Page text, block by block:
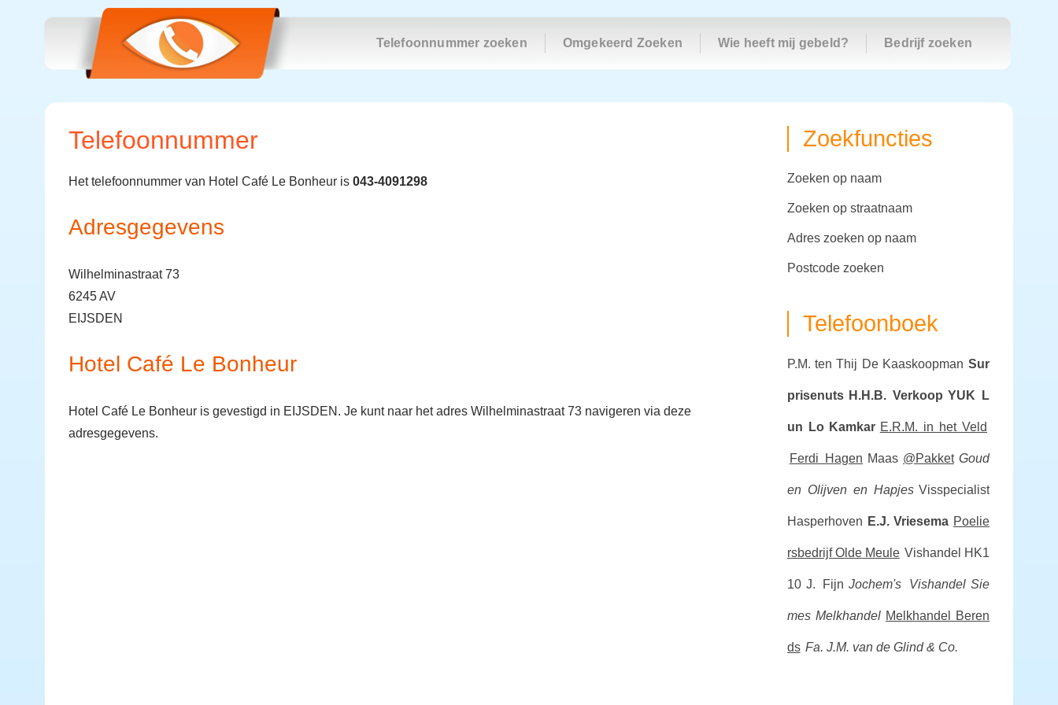
Telefoonnummer zoeken Omgekeerd Zoeken Wie heeft mij gebeld? Bedrijf zoeken
Telefoonnummer
Het telefoonnummer van Hotel Café Le Bonheur is 043-4091298
Adresgegevens
Wilhelminastraat 73
6245 AV
EIJSDEN
Hotel Café Le Bonheur
Hotel Café Le Bonheur is gevestigd in EIJSDEN. Je kunt naar het adres Wilhelminastraat 73 navigeren via deze
adresgegevens.
Zoekfuncties
zoeken op naam
zoeken op straatnaam
adres zoeken op naam
postcode zoeken
Telefoonboek
P.M. ten Thij De Kaaskoopman Sur
prisenuts H.H.B. Verkoop YUK L
un Lo Kamkar E.R.M. in het Veld
Ferdi Hagen Maas @Pakket Goud
en Olijven en Hapjes Visspecialist
Hasperhoven E.J. Vriesema Poelie
rsbedrijf Olde Meule Vishandel HK1
10 J. Fijn Jochem's Vishandel Sie
mes Melkhandel Melkhandel Beren
ds Fa. J.M. van de Glind & Co.